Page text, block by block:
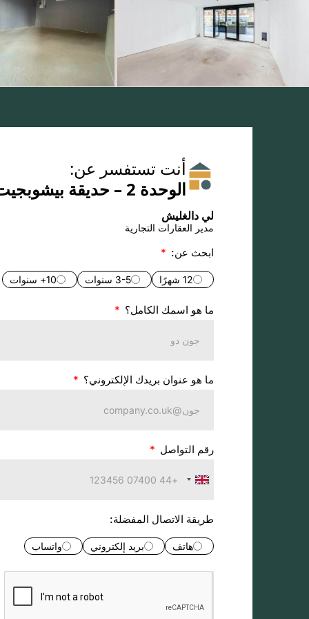
أنت تستفسر عن:
الوحدة 2 – حديقة بيشوبجيت
لي دالغليش
مدير العقارات التجارية
ابحث عن:
12 شهرًا 3-5 سنوات 10+ سنوات
ما هو اسمك الكامل؟
ما هو عنوان بريدك الإلكتروني؟
رقم التواصل
المملكة
+44
طريقة الاتصال المفضلة:
هاتف بريد إلكتروني واتساب